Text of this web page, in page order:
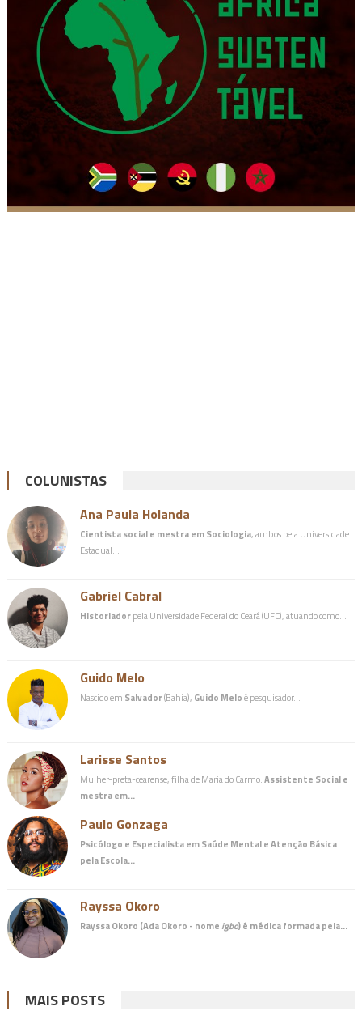
COLUNISTAS
Ana Paula Holanda
Cientista social e mestra em Sociologia, ambos pela Universidade
Estadual…
Gabriel Cabral
Historiadorpela Universidade Federal do Ceará (UFC), atuando como…
Guido Melo
Nascido em Salvador(Bahia), Guido Meloé pesquisador…
Larisse Santos
Mulher-preta-cearense, filha de Maria do Carmo.Assistente Social e
mestra em…
Paulo Gonzaga
Psicólogo e Especialista em Saúde Mental e Atenção Básica
pela Escola…
Rayssa Okoro
Rayssa Okoro (Ada Okoro - nome igbo) é médicaformada pela…
MAIS POSTS